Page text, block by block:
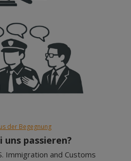
der Begegnung
uns passieren?
Immigration and Customs